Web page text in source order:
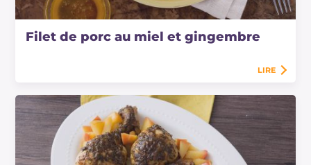
Filet de porc au miel et gingembre
LIRE